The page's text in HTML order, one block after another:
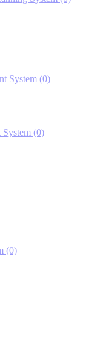
System (0)
System (0)
(0)